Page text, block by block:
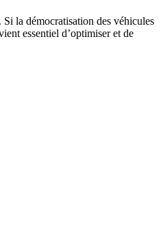
la démocratisation des véhicules
essentiel d’optimiser et de